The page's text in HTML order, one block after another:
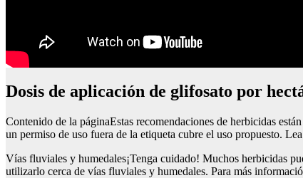
dosis de aplicación de glifosato por
Contenido de la páginaEstas recomendaciones de herbicidas
un permiso de uso fuera de la etiqueta cubre el uso propuesto.
Vías fluviales y humedales¡Tenga cuidado! Muchos herbicidas
utilizarlo cerca de vías fluviales y humedales. Para más